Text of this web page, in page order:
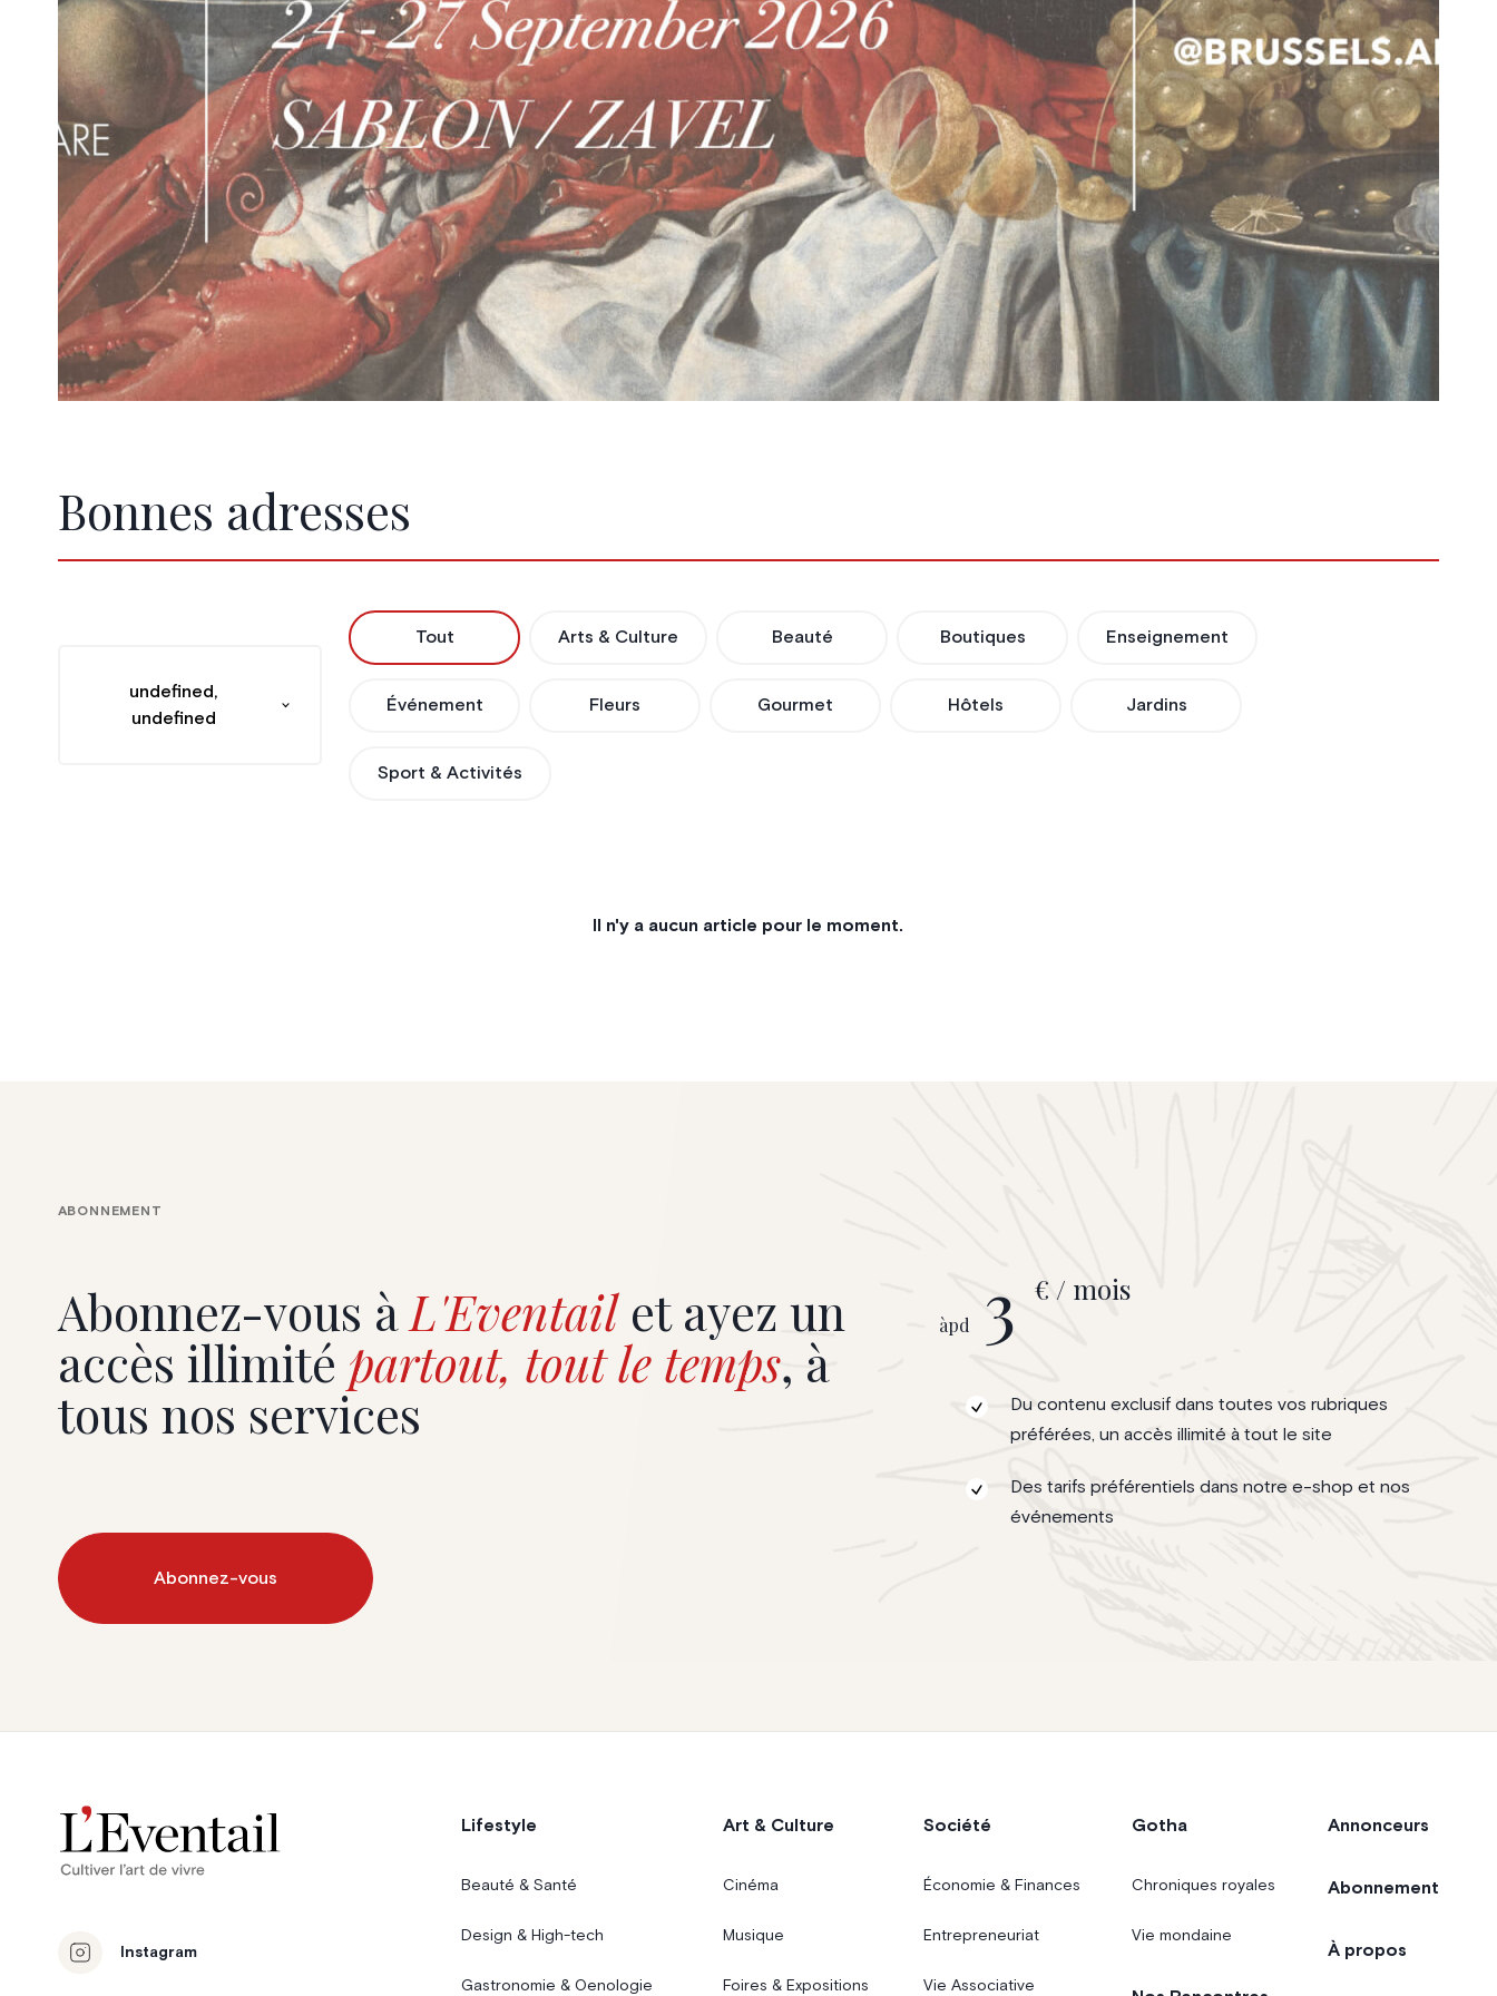
Bonnes adresses
undefined,
undefined
Tout Arts & Culture Beauté Boutiques Enseignement
Événement Fleurs Gourmet Hôtels Jardins
Sport & Activités
Il n'y a aucun article pour le moment.
Abonnez-vous àL'Eventailet ayez un
accès illimité partout, tout le temps, à
tous nos services
ABONNEMENT
Abonnez-vous
àpd 3 € / mois
Du contenu exclusif dans toutes vos rubriques
préférées, un accès illimité à tout le site
Des tarifs préférentiels dans notre e-shop et nos
événements
Instagram
Lifestyle
Beauté & Santé
Design & High-tech
Gastronomie & Oenologie
Art & Culture
Cinéma
Musique
Foires & Expositions
Société
Économie & Finances
Entrepreneuriat
Vie Associative
Gotha
Chroniques royales
Vie mondaine
Annonceurs
Abonnement
À propos